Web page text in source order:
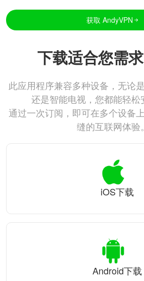
获取 AndyVPN
下载适合您需
此应用程序兼容多种设备，无论
还是智能电视，您都能轻松
通过一次订阅，即可在多个设备
缝的互联网体验。
iOS下载
Android下载